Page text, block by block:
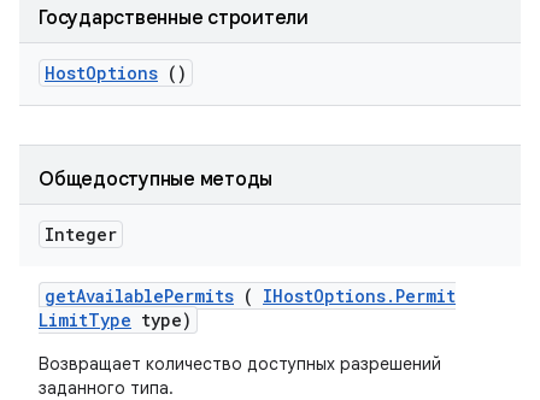
Государственные строители
HostOptions ()
Общедоступные методы
Integer
getAvailablePermits ( IHostOptions. Permit
LimitType type)
Возвращает количество доступных разрешений
заданного типа.